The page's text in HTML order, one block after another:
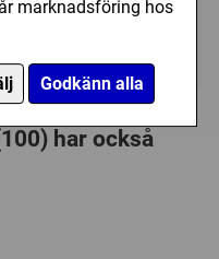
marknadsföring hos
Godkänn alla
Disney -
har också